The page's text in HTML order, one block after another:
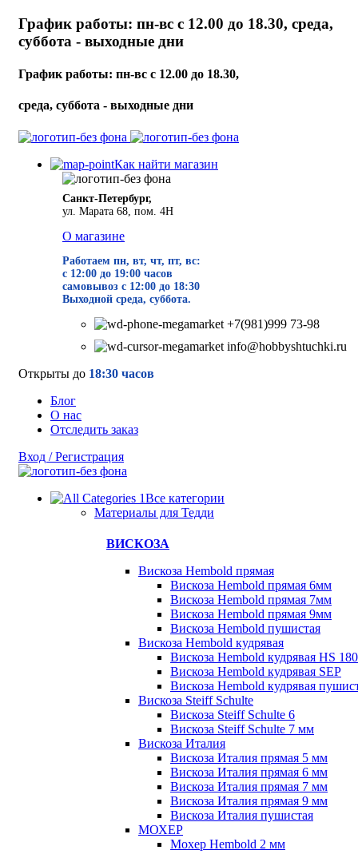
График работы: пн-вс с 12.00 до 18.30, среда,
суббота - выходные дни
График работы: пн-вс с 12.00 до 18.30,
среда, суббота - выходные дни
Как найти магазин
Санкт-Петербург,
ул. Марата 68, пом. 4Н
О магазине
Работаем пн, вт, чт, пт, вс:
с 12:00 до 19:00 часов
самовывоз с 12:00 до 18:30
Выходной среда, суббота.
+7(981)999 73-98
info@hobbyshtuchki.ru
Открыты до 18:30 часов
Блог
О нас
Отследить заказ
Вход / Регистрация
Все категории
Материалы для Тедди
ВИСКОЗА
Вискоза Hembold прямая
Вискоза Hembold прямая 6мм
Вискоза Hembold прямая 7мм
Вискоза Hembold прямая 9мм
Вискоза Hembold пушистая
Вискоза Hembold кудрявая
Вискоза Hembold кудрявая HS 180
Вискоза Hembold кудрявая SEP
Вискоза Hembold кудрявая
Вискоза Steiff Schulte
Вискоза Steiff Schulte 6
Вискоза Steiff Schulte 7 мм
Вискоза Италия
Вискоза Италия прямая 5 мм
Вискоза Италия прямая 6 мм
Вискоза Италия прямая 7 мм
Вискоза Италия прямая 9 мм
Вискоза Италия пушистая
МОХЕР
Мохер Hembold 2 мм